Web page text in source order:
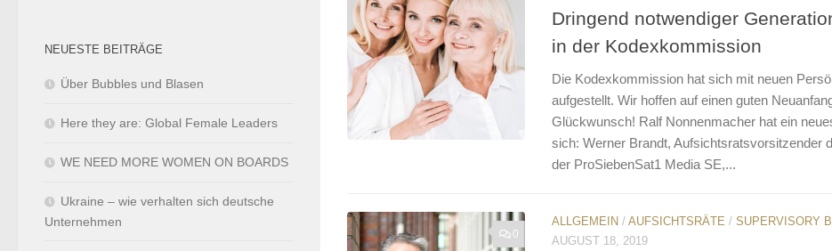
Dringend notwendiger
in der Kodexkommission
Die Kodexkommission hat sich mit neuen
aufgestellt. Wir hoffen auf einen guten
Glückwunsch! Ralf Nonnenmacher hat ein
sich: Werner Brandt, Aufsichtsratsvorsitzender
der ProSiebenSat1 Media SE,...
0
ALLGEMEIN / AUFSICHTSRÄTE / SUPERVISORY
AUGUST 18, 2019
NEUESTE BEITRÄGE
Über Bubbles und Blasen
Here they are: Global Female Leaders
WE NEED MORE WOMEN ON BOARDS
Ukraine – wie verhalten sich deutsche
Unternehmen